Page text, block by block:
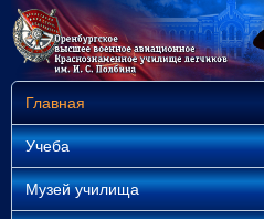
Главная
Учеба
Музей училища